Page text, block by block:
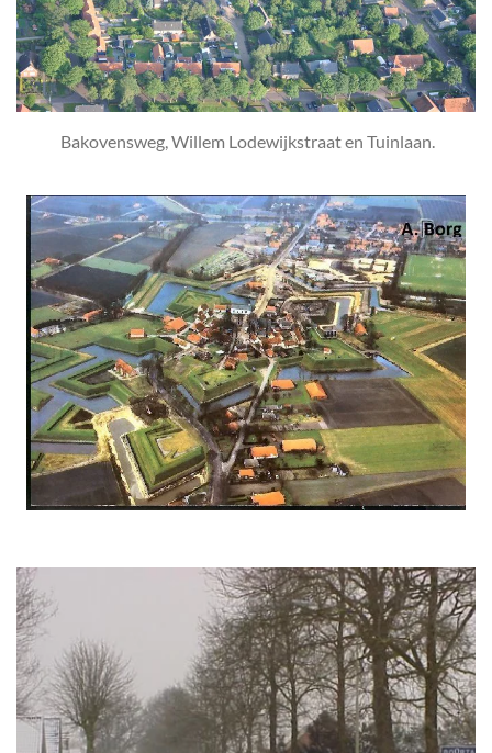
Bakovensweg, Willem Lodewijkstraat en Tuinlaan.